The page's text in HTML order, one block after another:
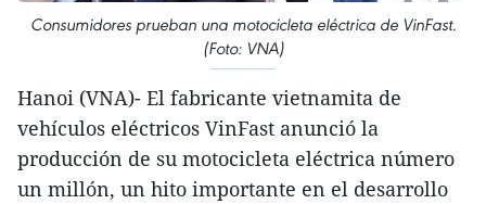
Consumidores prueban una motocicleta eléctrica de VinFast.
(Foto: VNA)
Hanoi (VNA)- El fabricante vietnamita de
vehículos eléctricos VinFast anunció la
producción de su motocicleta eléctrica número
un millón, un hito importante en el desarrollo